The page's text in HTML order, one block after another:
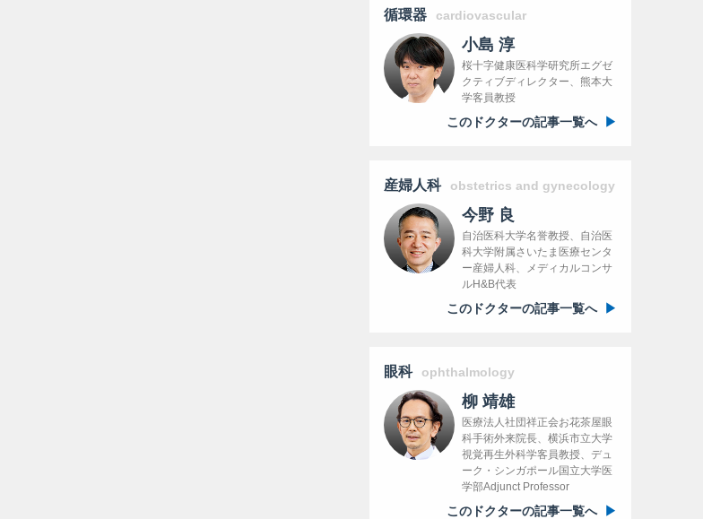
循環器 cardiovascular
小島 淳
桜十字健康医科学研究所エグゼ
クティブディレクター、熊本大
学客員教授
このドクターの記事一覧へ
産婦人科 obstetrics and gynecology
今野 良
自治医科大学名誉教授、自治医
科大学附属さいたま医療センタ
ー産婦人科、メディカルコンサ
ルH&B代表
このドクターの記事一覧へ
眼科 ophthalmology
柳 靖雄
医療法人社団祥正会お花茶屋眼
科手術外来院長、横浜市立大学
視覚再生外科学客員教授、デュ
ーク・シンガポール国立大学医
学部Adjunct Professor
このドクターの記事一覧へ